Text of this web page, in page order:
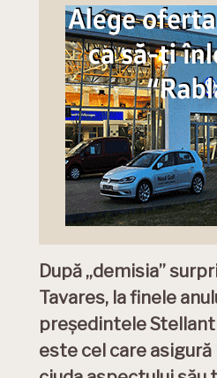
După „demisia”
Tavares, la finele
președintele
este cel care